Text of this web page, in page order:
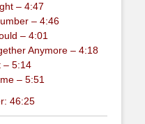
– 4:47
– 4:46
– 4:01
Anymore – 4:18
– 5:14
– 5:51
46:25